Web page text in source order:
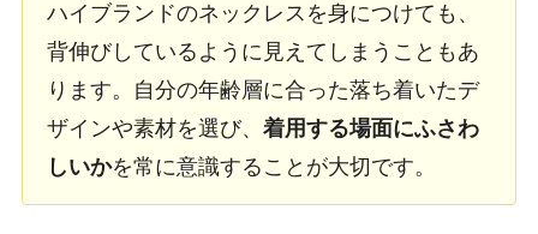
ハイブランドのネックレスを身につけても、
背伸びしているように見えてしまうこともあ
ります。自分の年齢層に合った落ち着いたデ
ザインや素材を選び、 着用する場面にふさわ
しいかを常に意識することが大切です。